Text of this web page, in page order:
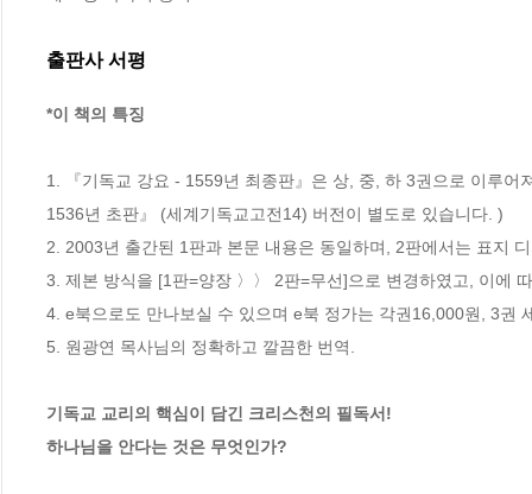
출판사 서평
*이 책의 특징
1. 『기독교 강요 - 1559년 최종판』은 상, 중, 하 3권으로 이루어
1536년 초판』 (세계기독교고전14) 버전이 별도로 있습니다. )
2. 2003년 출간된 1판과 본문 내용은 동일하며, 2판에서는 표지
3. 제본 방식을 [1판=양장 〉〉 2판=무선]으로 변경하였고, 이에
4. e북으로도 만나보실 수 있으며 e북 정가는 각권16,000원, 3권
5. 원광연 목사님의 정확하고 깔끔한 번역.
기독교 교리의 핵심이 담긴 크리스천의 필독서!
하나님을 안다는 것은 무엇인가?